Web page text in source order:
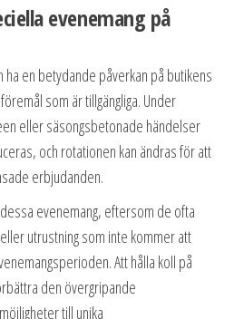
evenemang på
ha en betydande påverkan på butikens
som är tillgängliga. Under
eller säsongsbetonade händelser
och rotationen kan ändras för att
erbjudanden.
evenemang, eftersom de ofta
utrustning som inte kommer att
Att hålla koll på
den övergripande
till unika